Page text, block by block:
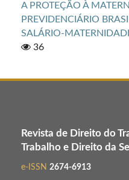
A PROTEÇÃO À
PREVIDENCIÁRIO
SALÁRIO-
36
Revista de Direito do
Trabalho e Direito da
e-ISSN 2674-6913